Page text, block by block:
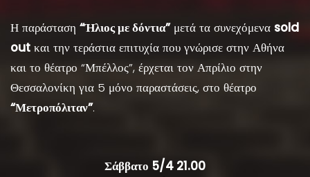
Η παράσταση “Ήλιος με δόντια”μετά τα συνεχόμενα sold
out και την τεράστια επιτυχία που γνώρισε στην Αθήνα
και το θέατρο “Μπέλλος”, έρχεται τον Απρίλιο στην
Θεσσαλονίκη για 5 μόνο παραστάσεις, στο θέατρο
“Μετροπόλιταν”.
Σάββατο 5/4 21.00